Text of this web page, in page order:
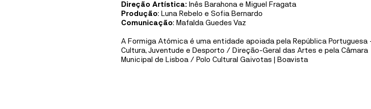
Direção Artística: Inês Barahona e Miguel Fragata
Produção: Luna Rebelo e Sofia Bernardo
Comunicação: Mafalda Guedes Vaz
A Formiga Atómica é uma entidade apoiada pela República Portuguesa
Cultura, Juventude e Desporto / Direção-Geral das Artes e pela Câmara
Municipal de Lisboa / Polo Cultural Gaivotas | Boavista
dedicado predominantemente ao
vídeo, formado por residentes do
Aveiro – da Barra, da Costa Nova e
MAIS